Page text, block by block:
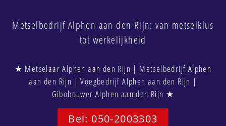
Metselbedrijf Alphen aan den Rijn: van metselklus
tot werkelijkheid
★ Metselaar Alphen aan den Rijn | Metselbedrijf Alphen
aan den Rijn | Voegbedrijf Alphen aan den Rijn |
Gibobouwer Alphen aan den Rijn ★
Bel: 050-2003303